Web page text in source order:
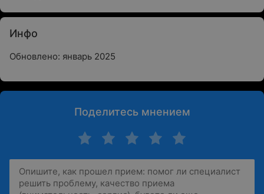
Инфо
Обновлено: январь 2025
Поделитесь мнением